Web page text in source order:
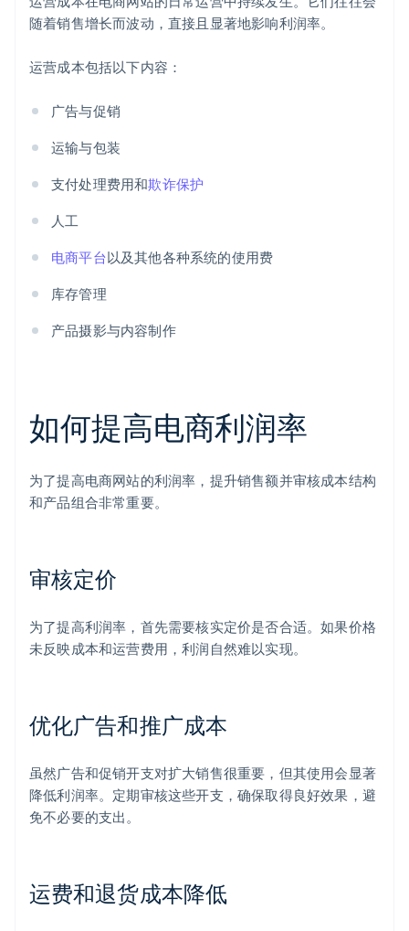
随着销售增长而波动，直接且显著地影响利润率。
运营成本包括以下内容：
广告与促销
运输与包装
支付处理费用和欺诈保护
人工
电商平台以及其他各种系统的使用费
库存管理
产品摄影与内容制作
如何提高电商利润率
为了提高电商网站的利润率，提升销售额并审核成本结构
和产品组合非常重要。
审核定价
为了提高利润率，首先需要核实定价是否合适。如果价格
未反映成本和运营费用，利润自然难以实现。
优化广告和推广成本
虽然广告和促销开支对扩大销售很重要，但其使用会显著
降低利润率。定期审核这些开支，确保取得良好效果，避
免不必要的支出。
运费和退货成本降低